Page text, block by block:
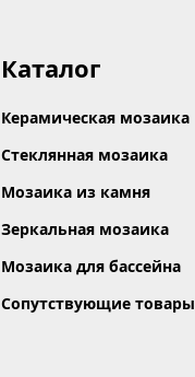
Каталог
Керамическая мозаика
Стеклянная мозаика
Мозаика из камня
Зеркальная мозаика
Мозаика для бассейна
Сопутствующие товары